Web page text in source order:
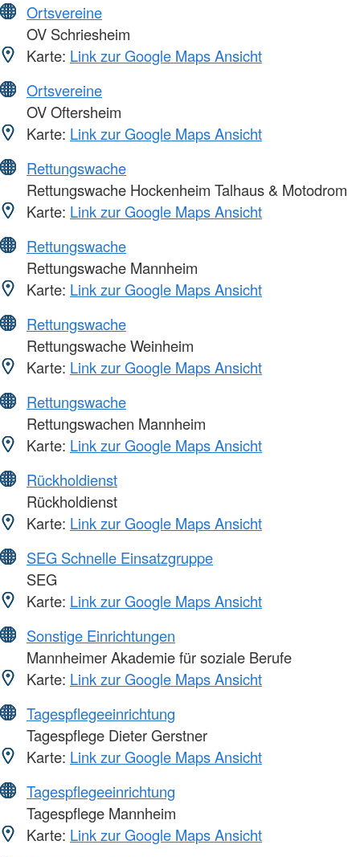
Ortsvereine
OV Schriesheim
Karte: Link zur Google Maps Ansicht
Ortsvereine
OV Oftersheim
Karte: Link zur Google Maps Ansicht
Rettungswache
Rettungswache Hockenheim Talhaus & Motodrom
Karte: Link zur Google Maps Ansicht
Rettungswache
Rettungswache Mannheim
Karte: Link zur Google Maps Ansicht
Rettungswache
Rettungswache Weinheim
Karte: Link zur Google Maps Ansicht
Rettungswache
Rettungswachen Mannheim
Karte: Link zur Google Maps Ansicht
Rückholdienst
Rückholdienst
Karte: Link zur Google Maps Ansicht
SEG Schnelle Einsatzgruppe
SEG
Karte: Link zur Google Maps Ansicht
Sonstige Einrichtungen
Mannheimer Akademie für soziale Berufe
Karte: Link zur Google Maps Ansicht
Tagespflegeeinrichtung
Tagespflege Dieter Gerstner
Karte: Link zur Google Maps Ansicht
Tagespflegeeinrichtung
Tagespflege Mannheim
Karte: Link zur Google Maps Ansicht